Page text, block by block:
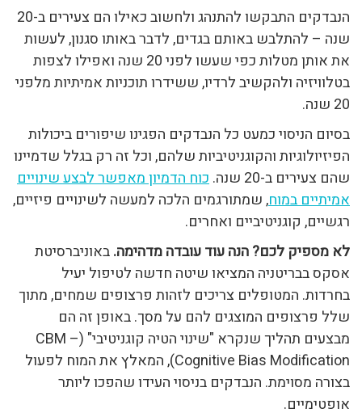
הנבדקים התבקשו להתנהג ולחשוב כאילו הם צעירים ב-20
שנה – להתלבש באותם בגדים, לדבר באותו סגנון, לעשות
את אותן מטלות כפי שעשו לפני 20 שנה ואפילו לצפות
בטלוויזיה ולהקשיב לרדיו, ששידרו תוכניות אמיתיות מלפני
20 שנה.
בסיום הניסוי כמעט כל הנבדקים הפגינו שיפורים ביכולות
הפיזיולוגיות והקוגניטיביות שלהם, וכל זה רק בגלל שדמיינו
שהם צעירים ב-20 שנה.
כוח הדמיון מאפשר לבצע שינויים
אמיתיים במוח, שמתורגמים הלכה למעשה לשינויים פיזיים,
רגשיים, קוגניטיביים ואחרים.
לא מספיק לכם? הנה עוד עובדה מדהימה.באוניברסיטת
אסקס בבריטניה המציאו שיטה חדשה לטיפול יעיל
בחרדות. המטופלים צריכים לזהות פרצופים שמחים, מתוך
שלל פרצופים המוצגים להם על מסך. באופן זה הם
מבצעים תהליך שנקרא "שינוי הטיה קוגניטיבי" (CBM –
Cognitive Bias Modification), המאלץ את המוח לפעול
בצורה מסוימת. הנבדקים בניסוי העידו שהפכו ליותר
אופטימיים.